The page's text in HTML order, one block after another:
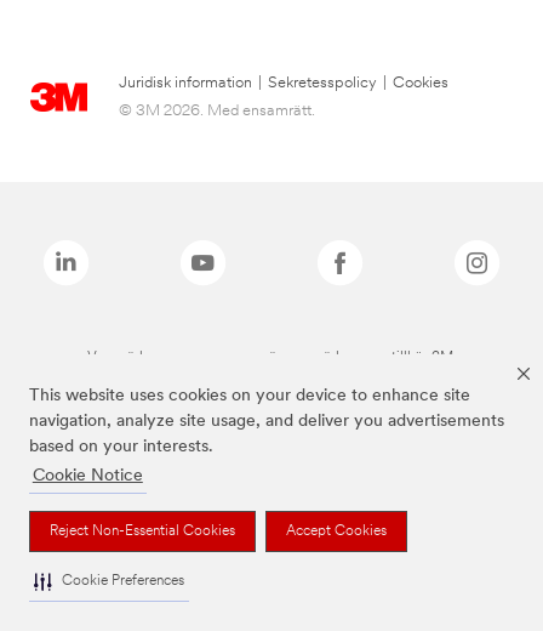
This website uses cookies on your device to enhance site
navigation, analyze site usage, and deliver you advertisements
based on your interests.
Cookie Notice
Reject Non-Essential Cookies Accept Cookies
Cookie Preferences
Juridisk information Sekretesspolicy
Cookies
© 3M 2026. Med ensamrätt.
Varumärken som anges ovan är varumärken som tillhör 3M.